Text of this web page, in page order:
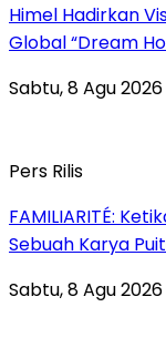
Himel Hadirkan
Global “Dream
Sabtu, 8 Agu
Pers Rilis
FAMILIARITÉ:
Sebuah Karya
Sabtu, 8 Agu 2026